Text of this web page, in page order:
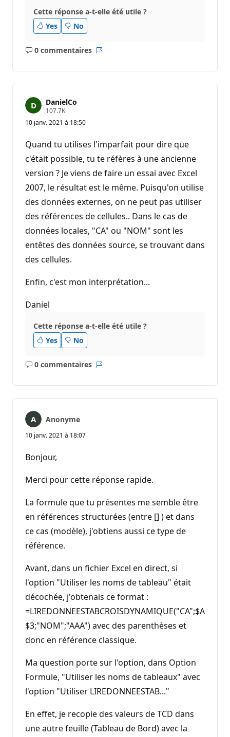
Cette réponse a-t-elle été utile ?
Yes
No
0 commentaires
Aucun
DanielCo
107.7KP
o
i
t
s
d
e
r
p
t
t
o
10 janv. 2021 à 18:50
Quand tu utilises l'imparfait pour dire que
c'était possible, tu te réfères à une ancienne
version ? Je viens de faire un essai avec Excel
2007, le résultat est le même. Puisqu'on utilise
des données externes, on ne peut pas utiliser
des références de cellules.. Dans le cas de
données locales, "CA" ou "NOM" sont les
entêtes des données source, se trouvant dans
des cellules.
Enfin, c'est mon interprétation...
Daniel
Cette réponse a-t-elle été utile ?
Yes
No
0 commentaires
Aucun
Anonyme
10 janv. 2021 à 18:07
Bonjour,
Merci pour cette réponse rapide.
La formule que tu présentes me semble être
en références structurées (entre [] ) et dans
ce cas (modèle), j'obtiens aussi ce type de
référence.
Avant, dans un fichier Excel en direct, si
l'option "Utiliser les noms de tableau" était
décochée, j'obtenais ce format :
=LIREDONNEESTABCROISDYNAMIQUE("CA";$A
$3;"NOM";"AAA") avec des parenthèses et
donc en référence classique.
Ma question porte sur l'option, dans Option
Formule, "Utiliser les noms de tableaux" avec
l'option "Utiliser LIREDONNEESTAB..."
En effet, je recopie des valeurs de TCD dans
une autre feuille (Tableau de Bord) avec la